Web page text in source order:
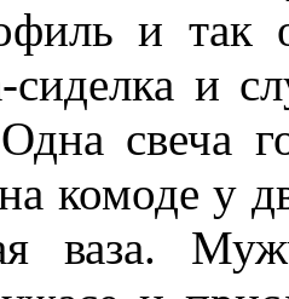
и так
сиделка и
свеча
комоде у
ваза.